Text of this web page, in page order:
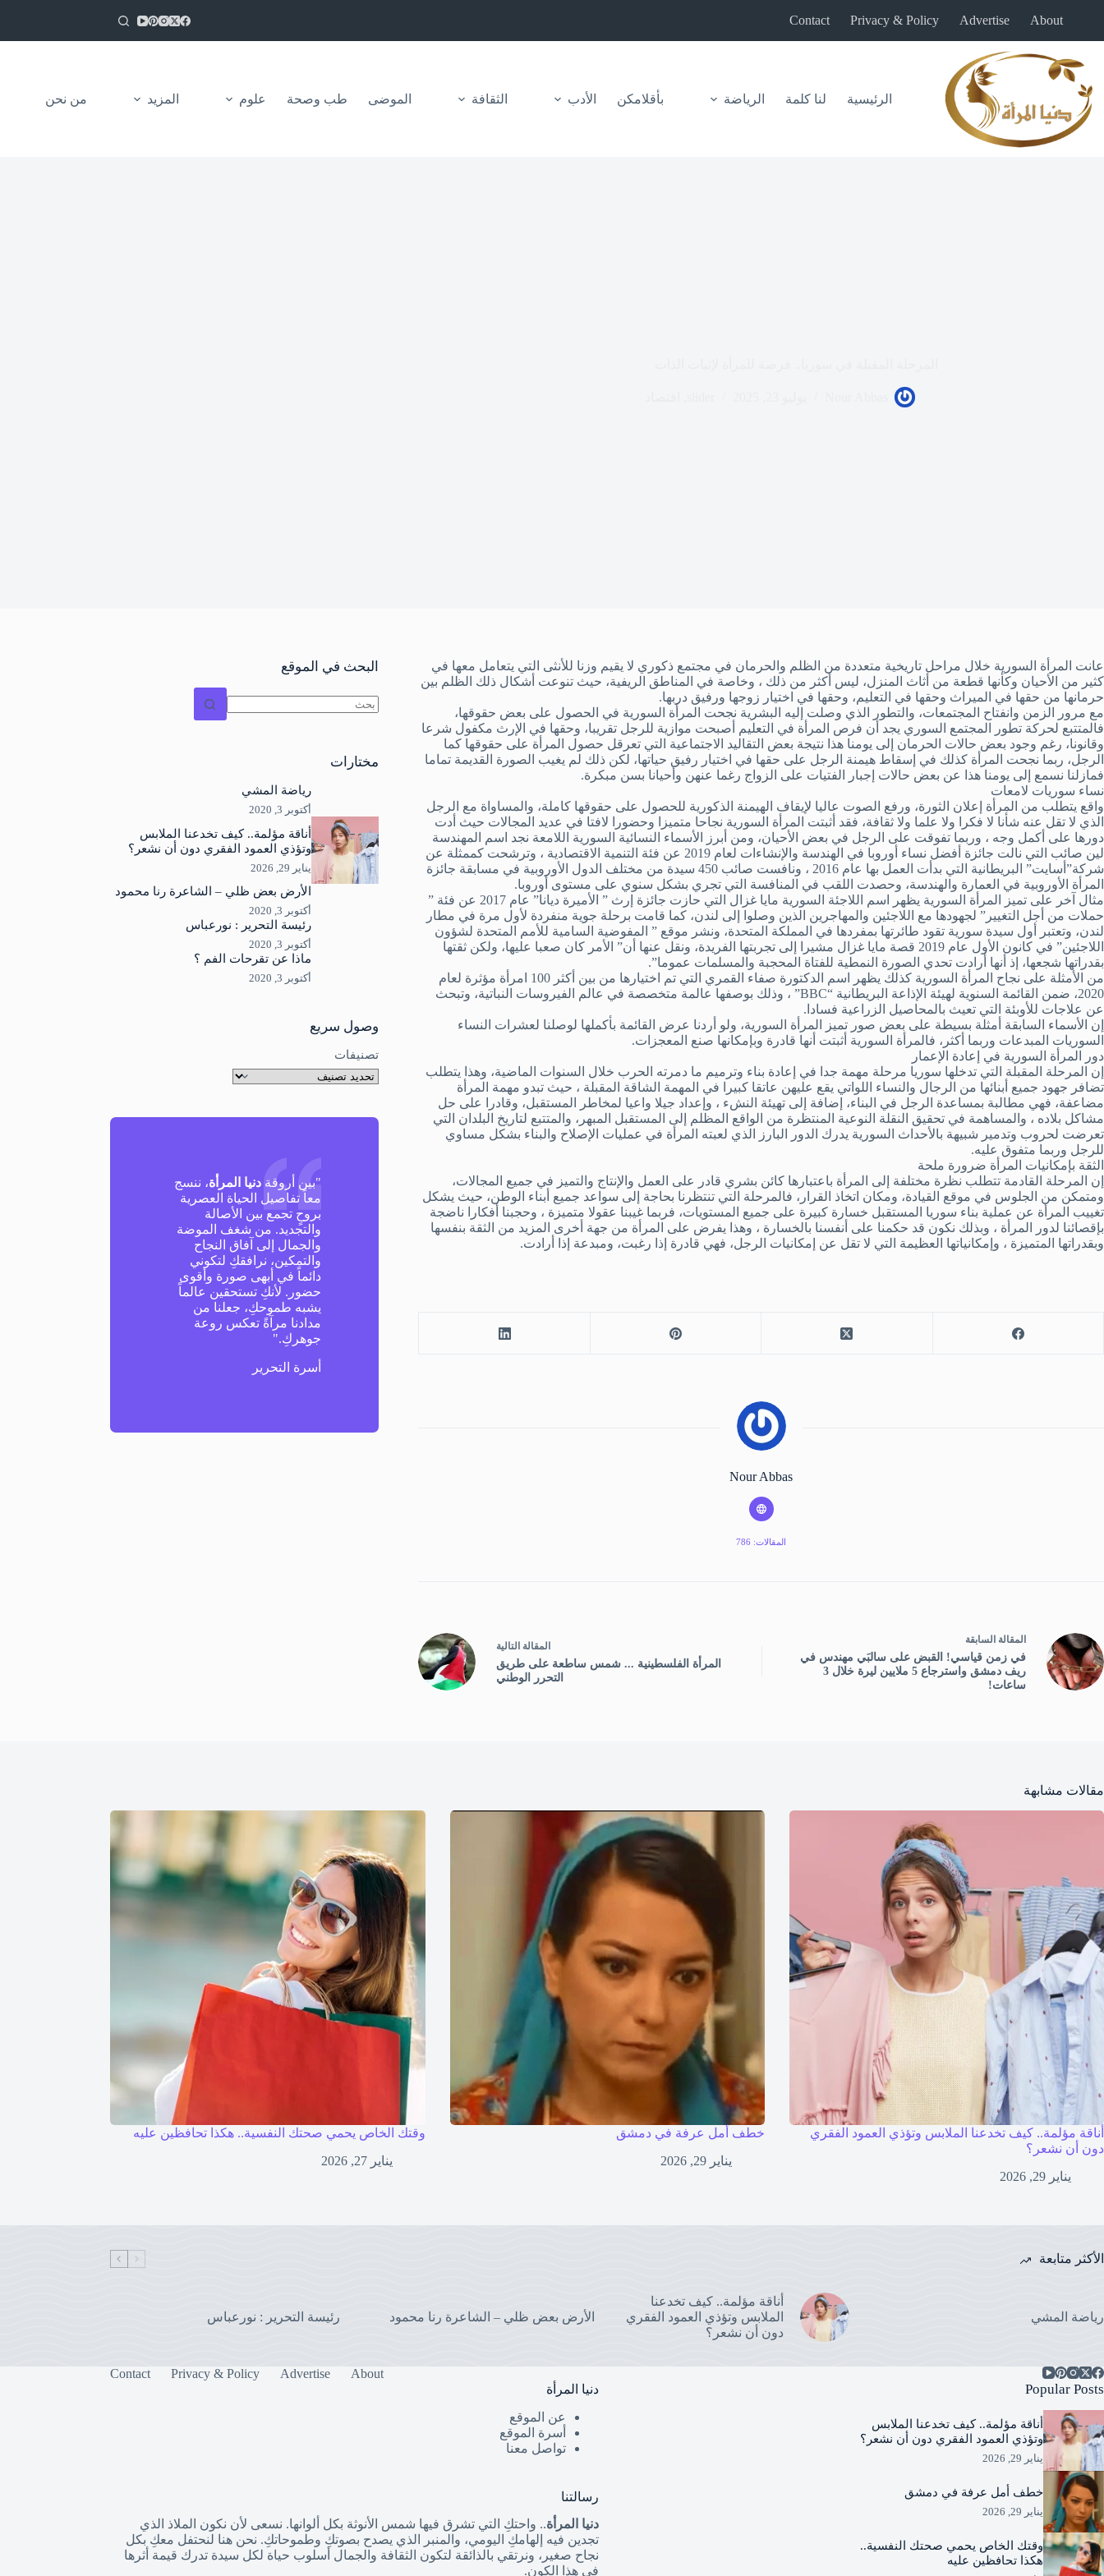
المحتوى
About
Advertise
Privacy & Policy
Contact
الرئيسية لنا كلمة الرياضة بأقلامكن الأدب الثقافة الموضى طب وصحة علوم المزيد من نحن
عانت المرأة السورية خلال مراحل تاريخية متعددة من الظلم والحرمان في مجتمع ذكوري لا يقيم وزنا للأنثى التي يتعامل معها في
كثير من الأحيان وكأنها قطعة من أثاث المنزل، ليس أكثر من ذلك ، وخاصة في المناطق الريفية، حيث تنوعت أشكال ذلك الظلم بين
حرمانها من حقها في الميراث وحقها في التعليم، وحقها في اختيار زوجها ورفيق دربها.
مع مرور الزمن وانفتاح المجتمعات، والتطور الذي وصلت إليه البشرية نجحت المرأة السورية في الحصول على بعض حقوقها،
فالمتتبع لحركة تطور المجتمع السوري يجد أن فرص المرأة في التعليم أصبحت موازية للرجل تقريبا، وحقها في الإرث مكفول شرعا
وقانونا، رغم وجود بعض حالات الحرمان إلى يومنا هذا نتيجة بعض التقاليد الاجتماعية التي تعرقل حصول المرأة على حقوقها كما
الرجل، ربما نجحت المرأة كذلك في إسقاط هيمنة الرجل على حقها في اختيار رفيق حياتها، لكن ذلك لم يغيب الصورة القديمة تماما
فمازلنا نسمع إلى يومنا هذا عن بعض حالات إجبار الفتيات على الزواج رغما عنهن وأحيانا بسن مبكرة.
نساء سوريات لامعات
واقع يتطلب من المرأة إعلان الثورة، ورفع الصوت عاليا لإيقاف الهيمنة الذكورية للحصول على حقوقها كاملة، والمساواة مع الرجل
الذي لا تقل عنه شأنا لا فكرا ولا علما ولا ثقافة، فقد أثبتت المرأة السورية نجاحا متميزا وحضورا لافتا في عديد المجالات حيث أدت
دورها على أكمل وجه ، وربما تفوقت على الرجل في بعض الأحيان، ومن أبرز الأسماء النسائية السورية اللامعة نجد اسم المهندسة
لين صائب التي نالت جائزة أفضل نساء أوروبا في الهندسة والإنشاءات لعام 2019 عن فئة التنمية الاقتصادية ، وترشحت كممثلة عن
شركة”أسايت” البريطانية التي بدأت العمل بها عام 2016 ، ونافست صائب 450 سيدة من مختلف الدول الأوروبية في مسابقة جائزة
المرأة الأوروبية في العمارة والهندسة، وحصدت اللقب في المنافسة التي تجري بشكل سنوي على مستوى أوروبا.
مثال آخر على تميز المرأة السورية يظهر اسم اللاجئة السورية مايا غزال التي حازت جائزة إرث ” الأميرة ديانا” عام 2017 عن فئة ”
حملات من أجل التغيير” لجهودها مع اللاجئين والمهاجرين الذين وصلوا إلى لندن، كما قامت برحلة جوية منفردة لأول مرة في مطار
لندن، وتعتبر أول سيدة سورية تقود طائرتها بمفردها في المملكة المتحدة، ونشر موقع ” المفوضية السامية للأمم المتحدة لشؤون
اللاجئين” في كانون الأول عام 2019 قصة مايا غزال مشيرا إلى تجربتها الفريدة، ونقل عنها أن” الأمر كان صعبا عليها، ولكن ثقتها
بقدراتها شجعها، إذ أنها أرادت تحدي الصورة النمطية للفتاة المحجبة والمسلمات عموما”.
من الأمثلة على نجاح المرأة السورية كذلك يظهر اسم الدكتورة صفاء القمري التي تم اختيارها من بين أكثر 100 امرأة مؤثرة لعام
2020، ضمن القائمة السنوية لهيئة الإذاعة البريطانية “BBC” ، وذلك بوصفها عالمة متخصصة في عالم الفيروسات النباتية، وتبحث
عن علاجات للأوبئة التي تعيث بالمحاصيل الزراعية فسادا.
إن الأسماء السابقة أمثلة بسيطة على بعض صور تميز المرأة السورية، ولو أردنا عرض القائمة بأكملها لوصلنا لعشرات النساء
السوريات المبدعات وربما أكثر، فالمرأة السورية أثبتت أنها قادرة وبإمكانها صنع المعجزات.
دور المرأة السورية في إعادة الإعمار
إن المرحلة المقبلة التي تدخلها سوريا مرحلة مهمة جدا في إعادة بناء وترميم ما دمرته الحرب خلال السنوات الماضية، وهذا يتطلب
تضافر جهود جميع أبنائها من الرجال والنساء اللواتي يقع عليهن عاتقا كبيرا في المهمة الشاقة المقبلة ، حيث تبدو مهمة المرأة
مضاعفة، فهي مطالبة بمساعدة الرجل في البناء، إضافة إلى تهيئة النشء ، وإعداد جيلا واعيا لمخاطر المستقبل، وقادرا على حل
مشاكل بلاده ، والمساهمة في تحقيق النقلة النوعية المنتظرة من الواقع المظلم إلى المستقبل المبهر، والمتتبع لتاريخ البلدان التي
تعرضت لحروب وتدمير شبيهة بالأحداث السورية يدرك الدور البارز الذي لعبته المرأة في عمليات الإصلاح والبناء بشكل مساوي
للرجل وربما متفوق عليه.
الثقة بإمكانيات المرأة ضرورة ملحة
إن المرحلة القادمة تتطلب نظرة مختلفة إلى المرأة باعتبارها كائن بشري قادر على العمل والإنتاج والتميز في جميع المجالات،
ومتمكن من الجلوس في موقع القيادة، ومكان اتخاذ القرار، فالمرحلة التي تنتظرنا بحاجة إلى سواعد جميع أبناء الوطن، حيث يشكل
تغييب المرأة عن عملية بناء سوريا المستقبل خسارة كبيرة على جميع المستويات، فربما غيبنا عقولا متميزة ، وحجبنا أفكارا ناضجة
بإقصائنا لدور المرأة ، وبذلك نكون قد حكمنا على أنفسنا بالخسارة ، وهذا يفرض على المرأة من جهة أخرى المزيد من الثقة بنفسها
وبقدراتها المتميزة ، وإمكانياتها العظيمة التي لا تقل عن إمكانيات الرجل، فهي قادرة إذا رغبت، ومبدعة إذا أرادت.
Nour Abbas
المقالات: 786
المقالة السابقة
في زمن قياسي! القبض على سالبَي مهندس في
ريف دمشق واسترجاع 5 ملايين ليرة خلال 3
ساعات!
المقالة التالية
المرأة الفلسطينية ... شمس ساطعة على طريق
التحرر الوطني
البحث في الموقع
نتائج
مختارات
رياضة المشي
أكتوبر 3, 2020
أناقة مؤلمة.. كيف تخدعنا الملابس
وتؤذي العمود الفقري دون أن نشعر؟
يناير 29, 2026
الأرض بعض ظلي – الشاعرة رنا محمود
أكتوبر 3, 2020
رئيسة التحرير : نورعباس
أكتوبر 3, 2020
ماذا عن تقرحات الفم ؟
أكتوبر 3, 2020
وصول سريع
تصنيفات
"بين أروقةدنيا المرأة، ننسج
معاً تفاصيل الحياة العصرية
بروحٍ تجمع بين الأصالة
والتجديد. من شغف الموضة
والجمال إلى آفاق النجاح
والتمكين، نرافقكِ لتكوني
دائماً في أبهى صورة وأقوى
حضور. لأنكِ تستحقين عالماً
يشبه طموحكِ، جعلنا من
مدادنا مرآةً تعكس روعة
جوهركِ."
أسرة التحرير
مقالات مشابهة
أناقة مؤلمة.. كيف تخدعنا الملابس وتؤذي العمود الفقري
دون أن نشعر؟
يناير 29, 2026
خطف أمل عرفة في دمشق
يناير 29, 2026
وقتك الخاص يحمي صحتك النفسية.. هكذا تحافظين عليه
يناير 27, 2026
الأكثر متابعة
رياضة المشي
أناقة مؤلمة.. كيف تخدعنا
الملابس وتؤذي العمود الفقري
دون أن نشعر؟
الأرض بعض ظلي – الشاعرة رنا محمود رئيسة التحرير : نورعباس
About
Advertise
Privacy & Policy
Contact
Popular Posts
أناقة مؤلمة.. كيف تخدعنا الملابس
وتؤذي العمود الفقري دون أن نشعر؟
يناير 29, 2026
خطف أمل عرفة في دمشق
يناير 29, 2026
وقتك الخاص يحمي صحتك النفسية..
هكذا تحافظين عليه
دنيا المرأة
عن الموقع
أسرة الموقع
تواصل معنا
رسالتنا
دنيا المرأة.. واحتكِ التي تشرق فيها شمس الأنوثة بكل ألوانها. نسعى لأن نكون الملاذ الذي
تجدين فيه إلهامكِ اليومي، والمنبر الذي يصدح بصوتكِ وطموحاتكِ. نحن هنا لنحتفل معكِ بكل
نجاح صغير، ونرتقي بالذائقة لتكون الثقافة والجمال أسلوب حياة لكل سيدة تدرك قيمة أثرها
في هذا الكون.